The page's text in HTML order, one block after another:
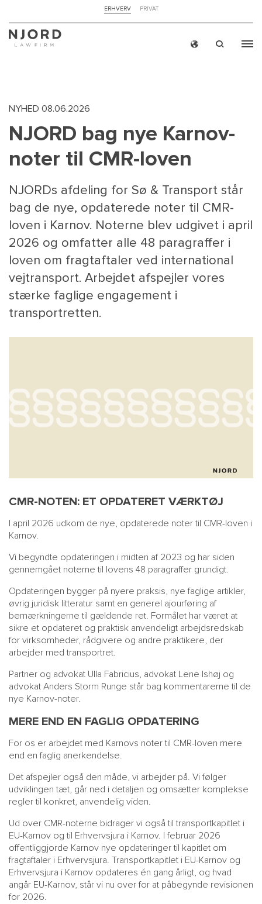
TOP
MENU
ERHVERV PRIVAT
MAIN
MENU
HR
NYHED 08.06.2026
NJORD bag nye Karnov-
noter til CMR-loven
NJORDs afdeling for Sø & Transport står
bag de nye, opdaterede noter til CMR-
loven i Karnov. Noterne blev udgivet i april
2026 og omfatter alle 48 paragraffer i
loven om fragtaftaler ved international
vejtransport. Arbejdet afspejler vores
stærke faglige engagement i
transportretten.
CMR-NOTEN: ET OPDATERET VÆRKTØJ
I april 2026 udkom de nye, opdaterede noter til CMR-loven i
Karnov.
Vi begyndte opdateringen i midten af 2023 og har siden
gennemgået noterne til lovens 48 paragraffer grundigt.
Opdateringen bygger på nyere praksis, nye faglige artikler,
øvrig juridisk litteratur samt en generel ajourføring af
bemærkningerne til gældende ret. Formålet har været at
sikre et opdateret og praktisk anvendeligt arbejdsredskab
for virksomheder, rådgivere og andre praktikere, der
arbejder med transportret.
Partner og advokat Ulla Fabricius, advokat Lene Ishøj og
advokat Anders Storm Runge står bag kommentarerne til de
nye Karnov-noter.
MERE END EN FAGLIG OPDATERING
For os er arbejdet med Karnovs noter til CMR-loven mere
end en faglig anerkendelse.
Det afspejler også den måde, vi arbejder på. Vi følger
udviklingen tæt, går ned i detaljen og omsætter komplekse
regler til konkret, anvendelig viden.
Ud over CMR-noterne bidrager vi også til transportkapitlet i
EU-Karnov og til Erhvervsjura i Karnov. I februar 2026
offentliggjorde Karnov nye opdateringer til kapitlet om
fragtaftaler i Erhvervsjura. Transportkapitlet i EU-Karnov og
Erhvervsjura i Karnov opdateres én gang årligt, og hvad
angår EU-Karnov, står vi nu over for at påbegynde revisionen
for 2026.